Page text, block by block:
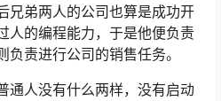
兄弟两人的公司也算是成功开
人的编程能力，于是他便负责
责进行公司的销售任务。
通人没有什么两样，没有启动